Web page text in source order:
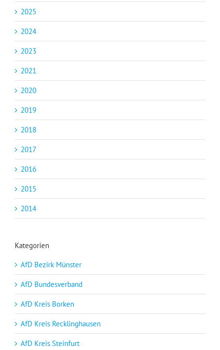
2025
2024
2023
2021
2020
2019
2018
2017
2016
2015
2014
Kategorien
AfD Bezirk Münster
AfD Bundesverband
AfD Kreis Borken
AfD Kreis Recklinghausen
AfD Kreis Steinfurt